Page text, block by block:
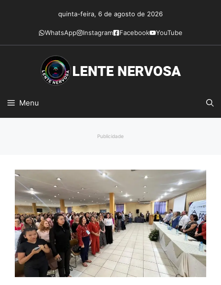
conteúdo
quinta-feira, 6 de agosto de 2026
WhatsApp Instagram Facebook YouTube
Menu
Publicidade